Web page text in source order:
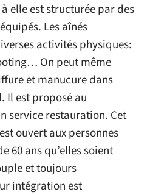
elle est structurée par des
Les aînés
activités physiques:
On peut même
et manucure dans
Il est proposé au
service restauration. Cet
ouvert aux personnes
60 ans qu’elles soient
et toujours
intégration est